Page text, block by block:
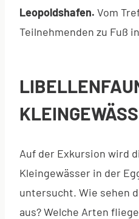
Leopoldshafen. Vom
Teilnehmenden zu Fuß
Auf der Exkursion wird
Kleingewässer in der
untersucht. Wie sehen
aus? Welche Arten